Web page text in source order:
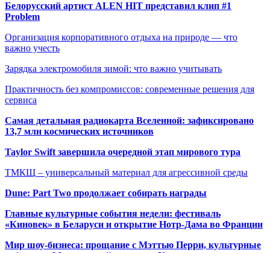
Белорусский артист ALEN HIT представил клип #1
Problem
Организация корпоративного отдыха на природе — что
важно учесть
Зарядка электромобиля зимой: что важно учитывать
Практичность без компромиссов: современные решения для
сервиса
Самая детальная радиокарта Вселенной: зафиксировано
13,7 млн космических источников
Taylor Swift завершила очередной этап мирового тура
ТМКЩ – универсальный материал для агрессивной среды
Dune: Part Two продолжает собирать награды
Главные культурные события недели: фестиваль
«Киновек» в Беларуси и открытие Нотр-Дама во Франции
Мир шоу-бизнеса: прощание с Мэттью Перри, культурные